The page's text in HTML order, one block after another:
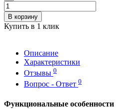
В корзину
Купить в 1 клик
Описание
Характеристики
Отзывы 0
Вопрос - Ответ 0
Функциональные особенности